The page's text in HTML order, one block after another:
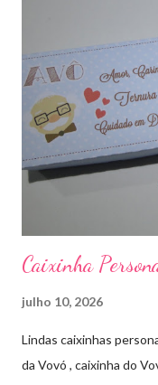
Caixinha
julho 10, 2026
Lindas caixinhas
da Vovó , caixinha do